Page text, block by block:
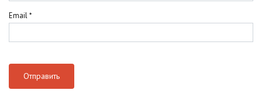
Email *